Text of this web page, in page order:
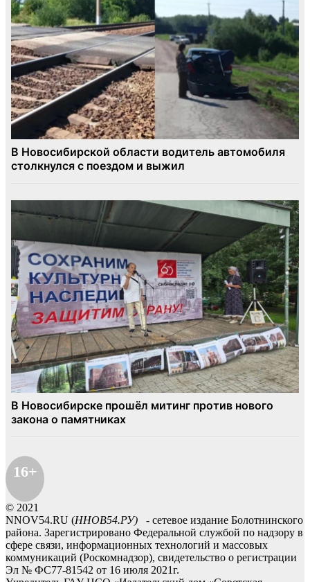
16+
© 2021
NNOV54.RU (ННОВ54.РУ) - сетевое издание Болотнинского
района. Зарегистрировано Федеральной службой по надзору в
сфере связи, информационных технологий и массовых
коммуникаций (Роскомнадзор), свидетельство о регистрации
Эл № ФС77-81542 от 16 июля 2021г.